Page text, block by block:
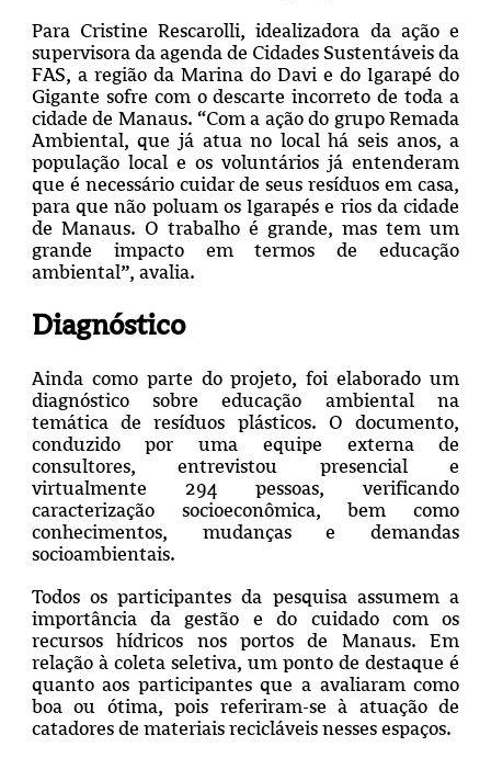
Para Cristine Rescarolli, idealizadora da ação e
supervisora da agenda de Cidades Sustentáveis da
FAS, a região da Marina do Davi e do Igarapé do
Gigante sofre com o descarte incorreto de toda a
cidade de Manaus. “Com a ação do grupo Remada
Ambiental, que já atua no local há seis anos, a
população local e os voluntários já entenderam
que é necessário cuidar de seus resíduos em casa,
para que não poluam os Igarapés e rios da cidade
de Manaus. O trabalho é grande, mas tem um
grande impacto em termos de educação
ambiental”, avalia.
Diagnóstico
Ainda como parte do projeto, foi elaborado um
diagnóstico sobre educação ambiental na
temática de resíduos plásticos. O documento,
conduzido por uma equipe externa de
consultores, entrevistou presencial e
virtualmente 294 pessoas, verificando
caracterização socioeconômica, bem como
conhecimentos, mudanças e demandas
socioambientais.
Todos os participantes da pesquisa assumem a
importância da gestão e do cuidado com os
recursos hídricos nos portos de Manaus. Em
relação à coleta seletiva, um ponto de destaque é
quanto aos participantes que a avaliaram como
boa ou ótima, pois referiram-se à atuação de
catadores de materiais recicláveis nesses espaços.